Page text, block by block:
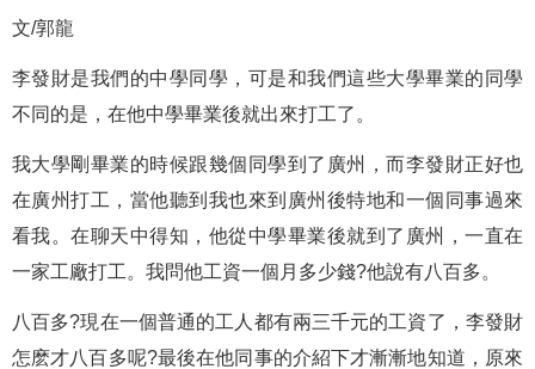
文/郭龍
李發財是我們的中學同學，可是和我們這些大學畢業的同學
不同的是，在他中學畢業後就出來打工了。
我大學剛畢業的時候跟幾個同學到了廣州，而李發財正好也
在廣州打工，當他聽到我也來到廣州後特地和一個同事過來
看我。在聊天中得知，他從中學畢業後就到了廣州，一直在
一家工廠打工。我問他工資一個月多少錢?他說有八百多。
八百多?現在一個普通的工人都有兩三千元的工資了，李發財
怎麽才八百多呢?最後在他同事的介紹下才漸漸地知道，原來